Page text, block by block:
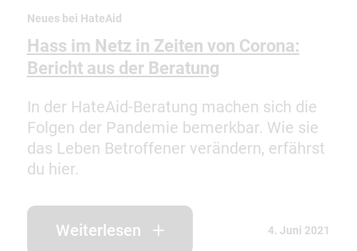
Neues bei HateAid
Hass im Netz in Zeiten von Corona:
Bericht aus der Beratung
In der HateAid-Beratung machen sich die
Folgen der Pandemie bemerkbar. Wie sie
das Leben Betroffener verändern, erfährst
du hier.
Weiterlesen 4. Juni 2021